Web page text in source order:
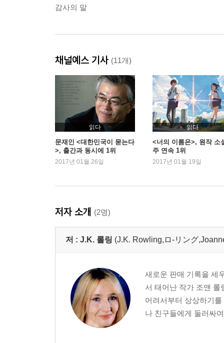
감사의 말
채널예스 기사 (11개)
읽다
문재인 <대한민국이 묻는다
>, 출간과 동시에 1위
2017년 01월 26일
읽다
<너의 이름은>, 원작 소
주 연속 1위
2017년 01월 19일
저자 소개 (2명)
저 : J.K. 롤링 (J.K. Rowling,ロ-リング
새로운 판매 기록을 세
서 태어난 작가 조앤
어려서부터 상상하기
나 친구들에게 둘러싸